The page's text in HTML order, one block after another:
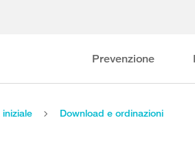
Prevenzione
iniziale Download e ordinazioni